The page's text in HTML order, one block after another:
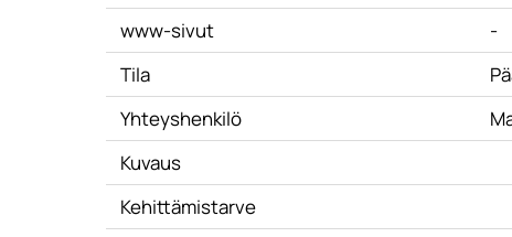
www-sivut
-
Tila
Yhteyshenkilö
Kuvaus
Kehittämistarve